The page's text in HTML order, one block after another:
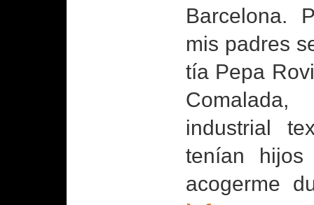
Barcelona.
mis padres
tía Pepa
industrial
tenían
acogerme